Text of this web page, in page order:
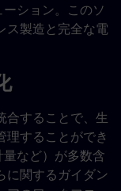
ーション。このソ
ス製造と完全な電
合することで、生
理することができ
量など）が多数含
に関するガイダン